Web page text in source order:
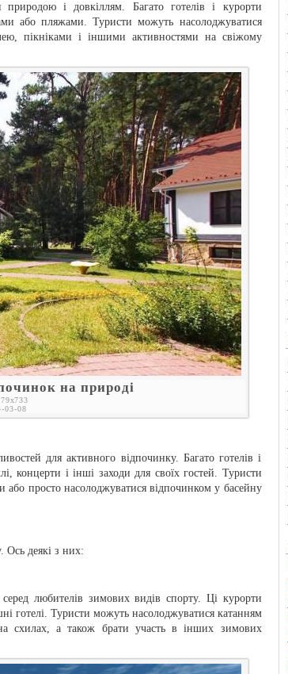
і довкіллям. Багато готелів і курорти
або пляжами. Туристи можуть насолоджуватися
пікніками і іншими активностями на свіжому
на природі
x733
03-08
для активного відпочинку. Багато готелів і
концерти і інші заходи для своїх гостей. Туристи
або просто насолоджуватися відпочинком у басейну
Ось деякі з них:
любителів зимових видів спорту. Ці курорти
готелі. Туристи можуть насолоджуватися катанням
схилах, а також брати участь в інших зимових